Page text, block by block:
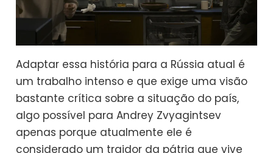
Adaptar essa história para a Rússia atual é
um trabalho intenso e que exige uma visão
bastante crítica sobre a situação do país,
algo possível para Andrey Zvyagintsev
apenas porque atualmente ele é
considerado um traidor da pátria que vive